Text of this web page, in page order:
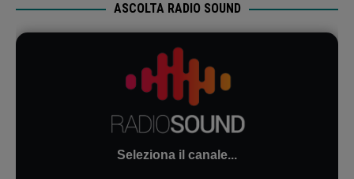
ASCOLTA RADIO SOUND
Seleziona il canale...